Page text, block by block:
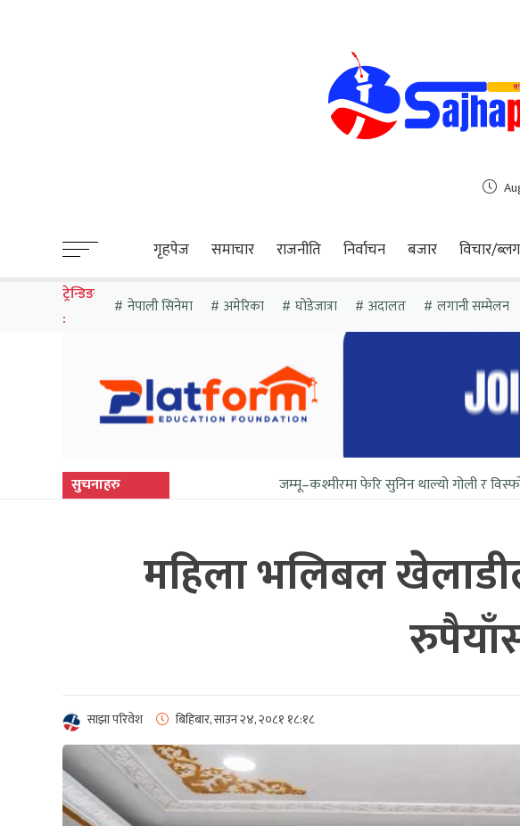
गृहपेज समाचार राजनीति निर्वाचन बजार विचार/ब्लग
ट्रेन्डिङ
:
नेपाली सिनेमा अमेरिका घोडेजात्रा अदालत लगानी सम्मेलन
सुचनाहरु जम्मू–कश्मीरमा फेरि सुनिन थाल्यो गोली र विस्फोटका आवाज
महिला भलिबल
साझा परिवेश बिहिबार, साउन २४, २०८१ १८:१८